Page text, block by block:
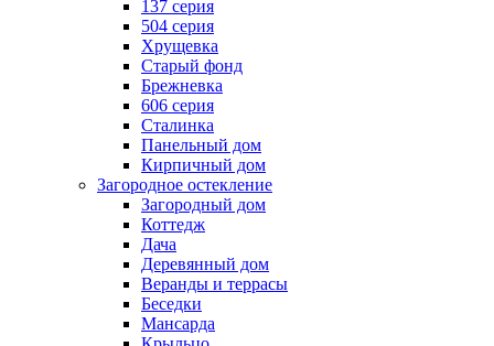
137 серия
504 серия
Хрущевка
Старый фонд
Брежневка
606 серия
Сталинка
Панельный дом
Кирпичный дом
Загородное остекление
Загородный дом
Коттедж
Дача
Деревянный дом
Веранды и террасы
Беседки
Мансарда